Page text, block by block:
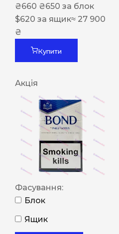
₴660 ₴650 за блок
$620 за ящик≈ 27 900
₴
Купити
Акція
Фасування:
Блок
Ящик